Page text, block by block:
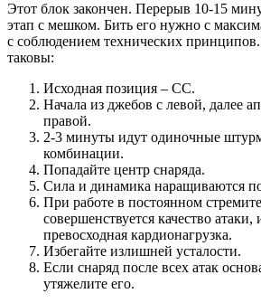
Этот блок закончен. Перерыв 10-15
этап с мешком. Бить его нужно с
с соблюдением технических
таковы:
Исходная позиция – СС.
Начала из джебов с левой, далее
правой.
2-3 минуты идут одиночные
комбинации.
Попадайте центр снаряда.
Сила и динамика наращиваются
При работе в постоянном
совершенствуется качество атаки,
превосходная кардионагрузка.
Избегайте излишней усталости.
Если снаряд после всех атак
утяжелите его.